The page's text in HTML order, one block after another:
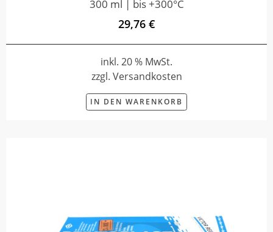
300 ml | bis +300°C
29,76 €
inkl. 20 % MwSt.
zzgl. Versandkosten
IN DEN WARENKORB